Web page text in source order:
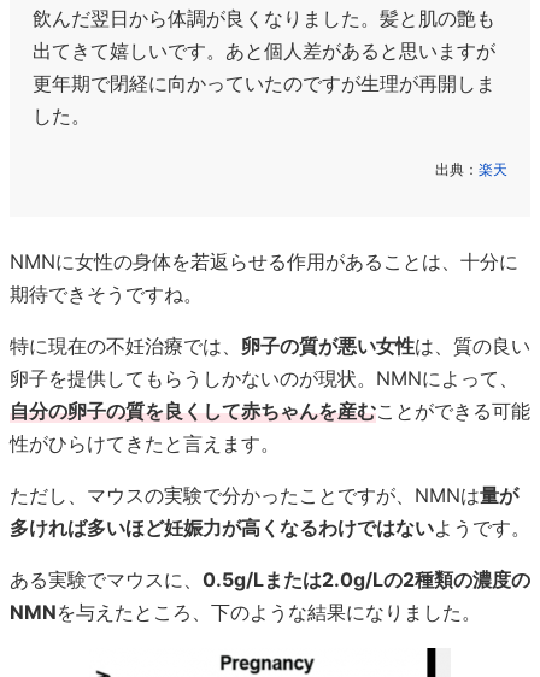
飲んだ翌日から体調が良くなりました。髪と肌の艶も
出てきて嬉しいです。あと個人差があると思いますが
更年期で閉経に向かっていたのですが生理が再開しま
した。
出典： 楽天
NMNに女性の身体を若返らせる作用があることは、十分に
期待できそうですね。
特に現在の不妊治療では、 卵子の質が悪い女性は、質の良い
卵子を提供してもらうしかないのが現状。NMNによって、
自分の卵子の質を良くして赤ちゃんを産むことができる可能
性がひらけてきたと言えます。
ただし、マウスの実験で分かったことですが、NMNは量が
多ければ多いほど妊娠力が高くなるわけではないようです。
ある実験でマウスに、 0.5g/Lまたは2.0g/Lの2種類の濃度の
NMNを与えたところ、下のような結果になりました。